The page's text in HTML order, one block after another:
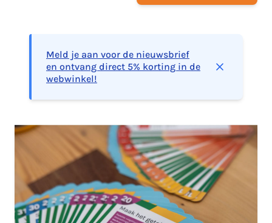
Meld je aan voor de nieuwsbrief
en ontvang direct 5% korting in de
webwinkel!